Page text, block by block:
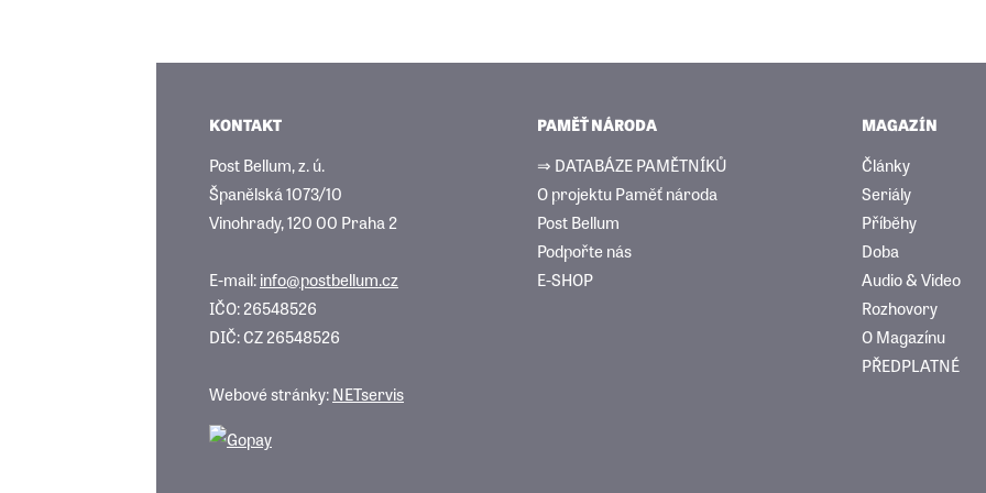
KONTAKT
Post Bellum, z. ú.
Španělská 1073/10
Vinohrady, 120 00 Praha 2
E-mail:info@postbellum.cz
IČO: 26548526
DIČ: CZ 26548526
Webové stránky:NETservis
PAMĚŤ NÁRODA
⇒ DATABÁZE PAMĚTNÍKŮ
O projektu Paměť národa
Post Bellum
Podpořte nás
E-SHOP
MAGAZÍN
Články
Seriály
Příběhy
Doba
Audio & Video
Rozhovory
O Magazínu
PŘEDPLATNÉ